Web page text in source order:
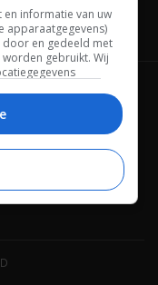
Privacybeleid
Contact
informatie van uw
apparaatgegevens)
en gedeeld met
gebruikt. Wij
het sitemenu naar
in te trekken via de